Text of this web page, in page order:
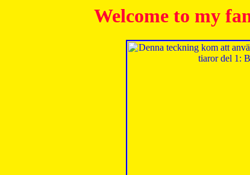
Welcome to my